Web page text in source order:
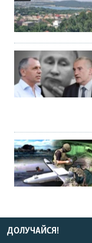
ДОЛУЧАЙСЯ!